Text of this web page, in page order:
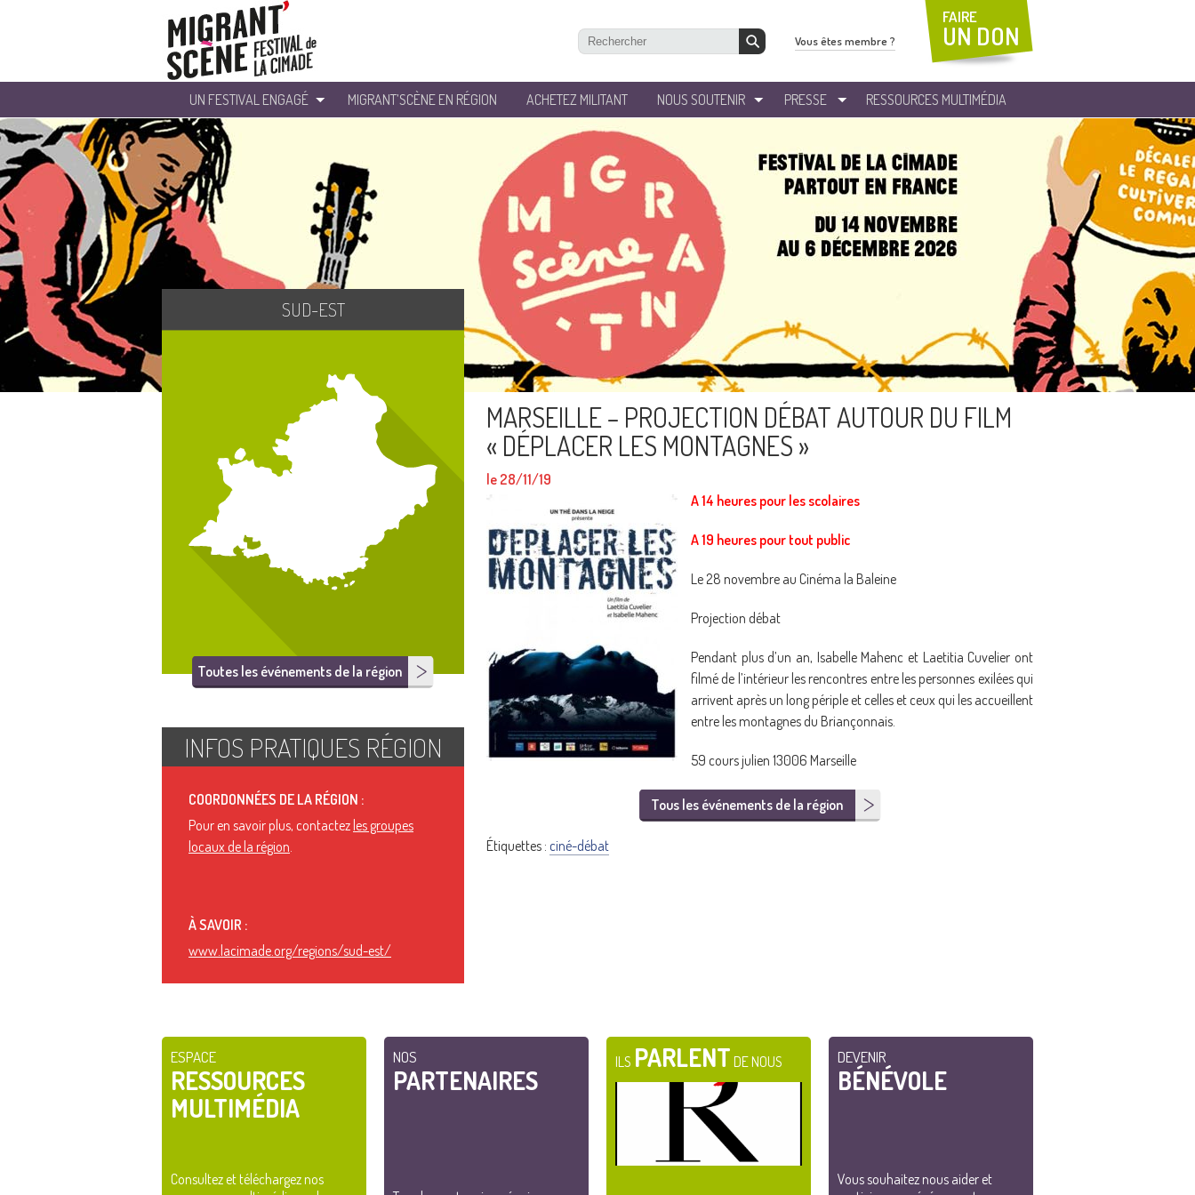
UN FESTIVAL ENGAGÉ MIGRANT’SCÈNE EN RÉGION ACHETEZ MILITANT NOUS SOUTENIR PRESSE RESSOURCES MULTIMÉDIA
Vous êtes membre ?
FAIRE
UN DON
MARSEILLE – PROJECTION DÉBAT AUTOUR DU FILM
« DÉPLACER LES MONTAGNES »
le 28/11/19
A 14 heures pour les scolaires
A 19 heures pour tout public
Le 28 novembre au Cinéma la Baleine
Projection débat
Pendant plus d’un an, Isabelle Mahenc et Laetitia Cuvelier ont
filmé de l’intérieur les rencontres entre les personnes exilées qui
arrivent après un long périple et celles et ceux qui les accueillent
entre les montagnes du Briançonnais.
59 cours julien 13006 Marseille
Tous les événements de la région
Étiquettes : ciné-débat
SUD-EST
Toutes les événements de la région
INFOS PRATIQUES RÉGION
COORDONNÉES DE LA RÉGION :
Pour en savoir plus, contactez les groupes
locaux de la région.
À SAVOIR :
www.lacimade.org/regions/sud-est/
ESPACE
RESSOURCES
MULTIMÉDIA
Consultez et téléchargez nos
NOS
PARTENAIRES
ILS PARLENT DE NOUS DEVENIR
BÉNÉVOLE
Vous souhaitez nous aider et